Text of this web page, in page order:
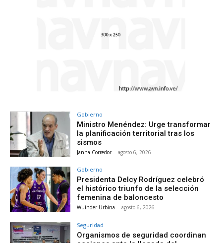
Gobierno
Ministro Menéndez: Urge transformar
la planificación territorial tras los
sismos
Janna Corredor - agosto 6, 2026
Gobierno
Presidenta Delcy Rodríguez celebró
el histórico triunfo de la selección
femenina de baloncesto
Wuinder Urbina - agosto 6, 2026
Seguridad
Organismos de seguridad coordinan